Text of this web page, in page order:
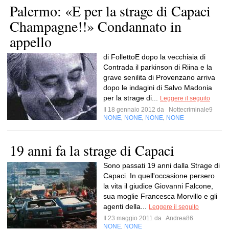
Palermo: «E per la strage di Capaci
Champagne!!» Condannato in
appello
di FollettoE dopo la vecchiaia di
Contrada il parkinson di Riina e la
grave senilita di Provenzano arriva
dopo le indagini di Salvo Madonia
per la strage di...
Leggere il seguito
Il 18 gennaio 2012 da
Nottecriminale9
NONE NONE NONE NONE
19 anni fa la strage di Capaci
Sono passati 19 anni dalla Strage di
Capaci. In quell'occasione persero
la vita il giudice Giovanni Falcone,
sua moglie Francesca Morvillo e gli
agenti della...
Leggere il seguito
Il 23 maggio 2011 da Andrea86
NONE NONE